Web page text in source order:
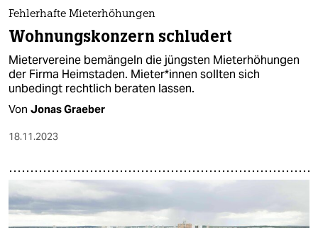
Fehlerhafte Mieterhöhungen
Wohnungskonzern schludert
Mietervereine bemängeln die jüngsten Mieterhöhungen
der Firma Heimstaden. Mie­te­r*in­nen sollten sich
unbedingt rechtlich beraten lassen.
Von Jonas Graeber
18.11.2023